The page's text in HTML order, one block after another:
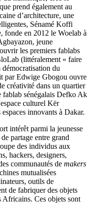
prend également au
d’architecture, une
Sénamé Koffi
fonde en 2012 le Woelab à
jeune
les premiers fablabs
(littéralement « faire
du
par Edwige Gbogou ouvre
créativité dans un quartier
fablab sénégalais Defko Ak
culturel Kër
innovants à Dakar.
intérêt parmi la jeunesse
partage entre grand
des individus aux
hackers, designers,
communautés de makers
mutualisées
outils de
de fabriquer des objets
Africains. Ces objets sont